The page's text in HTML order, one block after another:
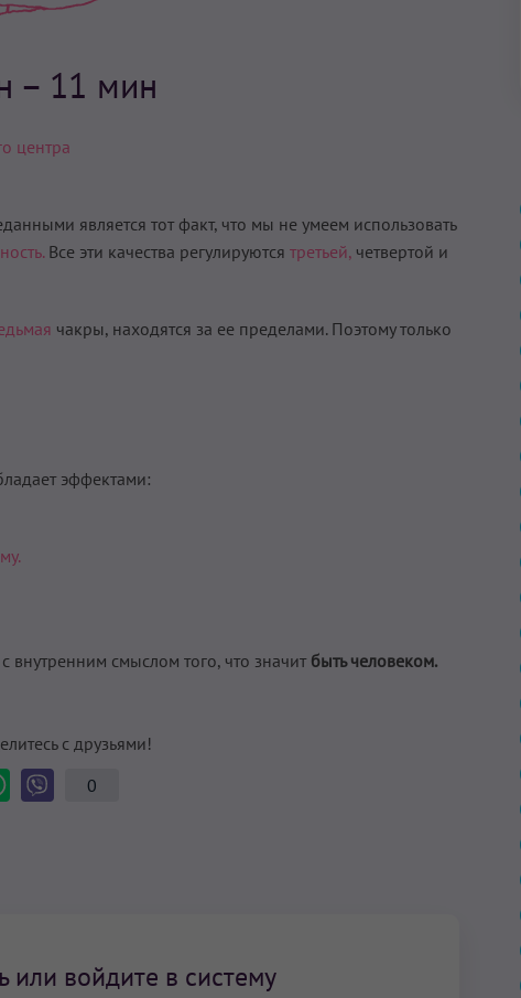
– 11 мин
центра
является тот факт, что мы не умеем использовать
Все эти качества регулируются третьей, четвертой и
чакры, находятся за ее пределами. Поэтому только
эффектами:
внутренним смыслом того, что значитбыть человеком.
с друзьями!
0
или войдите в систему